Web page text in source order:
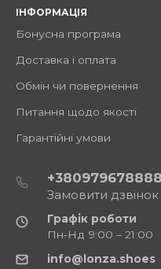
ІНФОРМАЦІЯ
Бонусна програма
Доставка і оплата
Обмін чи повернення
Питання щодо якості
Гарантійні умови
+380979678888
Замовити дзвінок
Графік роботи
Пн-Нд 9:00 – 21:00
info@lonza.shoes